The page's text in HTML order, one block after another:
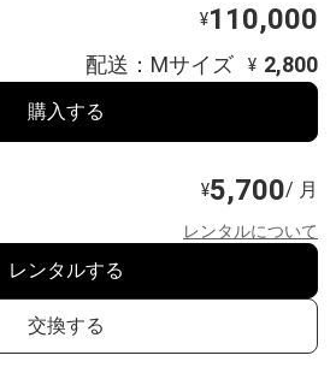
¥110,000
配送：Mサイズ ¥ 2,800
購入する
¥5,700/ 月
レンタルについて
レンタルする
交換する